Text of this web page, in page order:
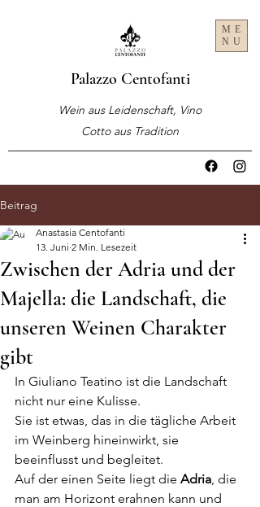
ME
NU
Palazzo Centofanti
Wein aus Leidenschaft, Vino
Cotto aus Tradition
Beitrag
Zwischen der Adria und der
Majella: die Landschaft, die
unseren Weinen Charakter
gibt
Anastasia Centofanti
13. Juni 2 Min. Lesezeit
In Giuliano Teatino ist die Landschaft
nicht nur eine Kulisse.
Sie ist etwas, das in die tägliche Arbeit
im Weinberg hineinwirkt, sie
beeinflusst und begleitet.
Auf der einen Seite liegt die Adria, die
man am Horizont erahnen kann und